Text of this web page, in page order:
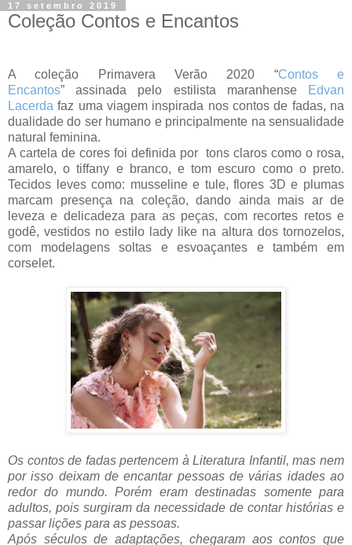
17 setembro 2019
Coleção Contos e Encantos
A coleção Primavera Verão 2020 “Contos e
Encantos”assinada pelo estilista maranhense
Edvan
Lacerda faz uma viagem inspirada nos contos de fadas, na
dualidade do ser humano e principalmente na sensualidade
natural feminina.
A cartela de cores foi definida por tons claros como o rosa,
amarelo, o tiffany e branco, e tom escuro como o preto.
Tecidos leves como: musseline e tule, flores 3D e plumas
marcam presença na coleção, dando ainda mais ar de
leveza e delicadeza para as peças, com recortes retos e
godê, vestidos no estilo lady like na altura dos tornozelos,
com modelagens soltas e esvoaçantes e também em
corselet.
Os contos de fadas pertencem à Literatura Infantil, mas nem
por isso deixam de encantar pessoas de várias idades ao
redor do mundo. Porém eram destinadas somente para
adultos, pois surgiram da necessidade de contar histórias e
passar lições para as pessoas.
Após séculos de adaptações, chegaram aos contos que